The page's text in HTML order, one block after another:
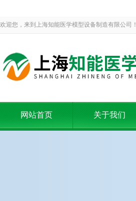
欢迎您，来到上海知能医学模型设备制造有限公司！
网站首页 关于我们